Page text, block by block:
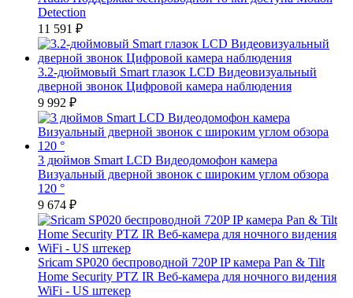
Detection
11 591 ₽
3.2-дюймовый Smart глазок LCD Видеовизуальный
дверной звонок Цифровой камера наблюдения
9 992 ₽
3 дюймов Smart LCD Видеодомофон камера
Визуальный дверной звонок с широким углом обзора
120 °
9 674 ₽
Sricam SP020 беспроводной 720P IP камера Pan & Tilt
Home Security PTZ IR Веб-камера для ночного видения
WiFi - US штекер